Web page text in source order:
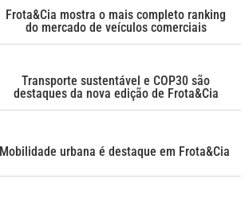
Frota&Cia mostra o mais completo ranking
do mercado de veículos comerciais
Transporte sustentável e COP30 são
destaques da nova edição de Frota&Cia
Mobilidade urbana é destaque em Frota&Cia